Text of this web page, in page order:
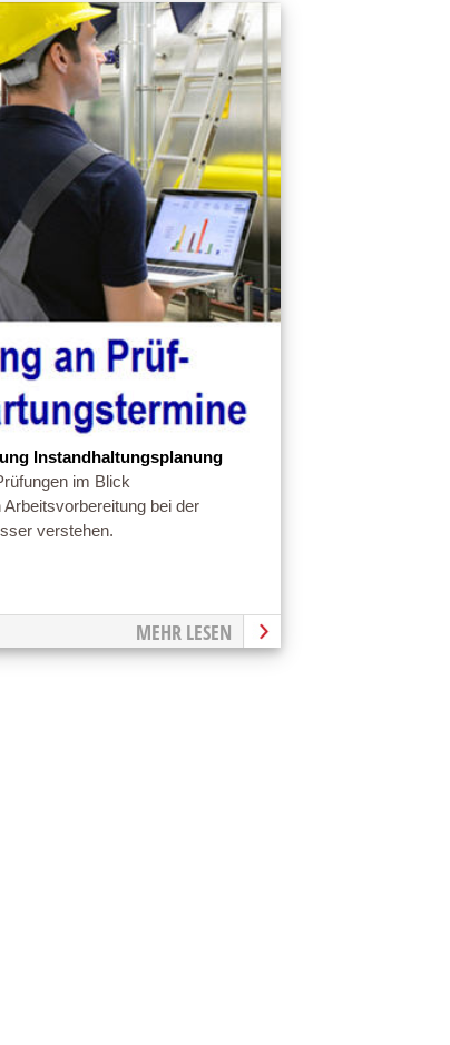
Instandhaltungsplanung
im Blick
bei der
verstehen.
MEHR LESEN